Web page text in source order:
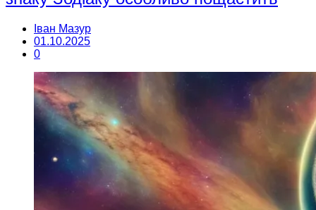
Іван Мазур
01.10.2025
0